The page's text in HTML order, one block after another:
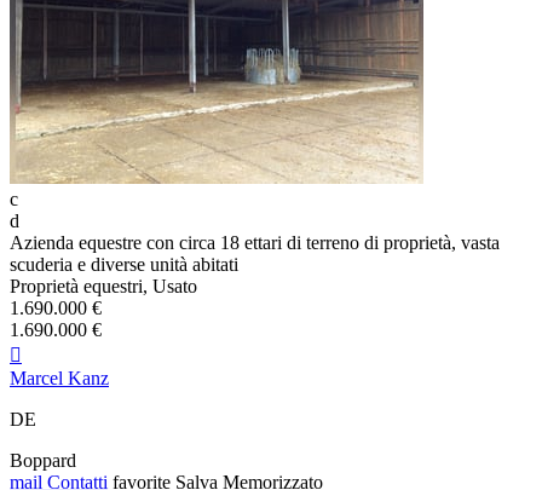
c
d
Azienda equestre con circa 18 ettari di terreno di proprietà, vasta
scuderia e diverse unità abitati
Proprietà equestri, Usato
1.690.000 €
1.690.000 €

Marcel Kanz
DE
Boppard
mail Contatti favorite Salva Memorizzato